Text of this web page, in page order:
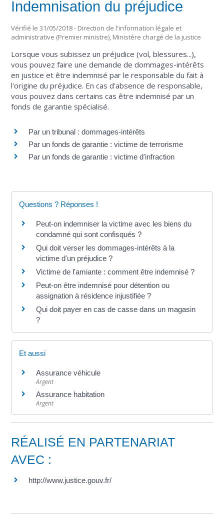
Indemnisation du préjudice
Vérifié le 31/05/2018 - Direction de l'information légale et
administrative (Premier ministre), Ministère chargé de la justice
Lorsque vous subissez un préjudice (vol, blessures...),
vous pouvez faire une demande de dommages-intérêts
en justice et être indemnisé par le responsable du fait à
l'origine du préjudice. En cas d'absence de responsable,
vous pouvez dans certains cas être indemnisé par un
fonds de garantie spécialisé.
Par un tribunal : dommages-intérêts
Par un fonds de garantie : victime de terrorisme
Par un fonds de garantie : victime d'infraction
Questions ? Réponses !
Peut-on indemniser la victime avec les biens du
condamné qui sont confisqués ?
Qui doit verser les dommages-intérêts à la
victime d'un préjudice ?
Victime de l'amiante : comment être indemnisé ?
Peut-on être indemnisé pour détention ou
assignation à résidence injustifiée ?
Qui doit payer en cas de casse dans un magasin
?
Et aussi
Assurance véhicule
Argent
Assurance habitation
Argent
RÉALISÉ EN PARTENARIAT
AVEC :
http://www.justice.gouv.fr/